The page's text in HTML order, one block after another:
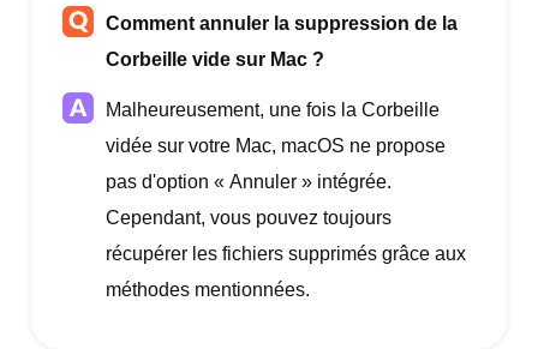
Comment annuler la suppression de la
Corbeille vide sur Mac ?
Malheureusement, une fois la Corbeille
vidée sur votre Mac, macOS ne propose
pas d'option « Annuler » intégrée.
Cependant, vous pouvez toujours
récupérer les fichiers supprimés grâce aux
méthodes mentionnées.